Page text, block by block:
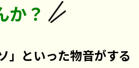
か？
」といった物音がする